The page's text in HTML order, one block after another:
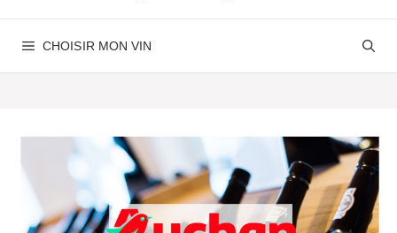
CHOISIR MON VIN